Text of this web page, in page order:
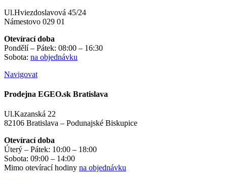
Ul.Hviezdoslavová 45/24
Námestovo 029 01
Otevírací doba
Pondělí – Pátek: 08:00 – 16:30
Sobota: na objednávku
Navigovat
Prodejna EGEO.sk Bratislava
Ul.Kazanská 22
82106 Bratislava – Podunajské Biskupice
Otevírací doba
Úterý – Pátek: 10:00 – 18:00
Sobota: 09:00 – 14:00
Mimo otevírací hodiny na objednávku